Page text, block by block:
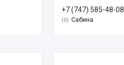
+7 (747) 585-48-08
0 Сабина